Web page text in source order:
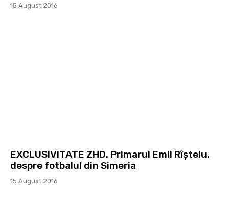
15 August 2016
EXCLUSIVITATE ZHD. Primarul Emil Rîșteiu,
despre fotbalul din Simeria
15 August 2016